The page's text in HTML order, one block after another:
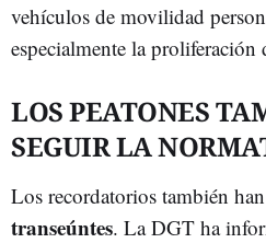
vehículos de movilidad
especialmente la proliferación
LOS PEATONES
SEGUIR LA
Los recordatorios también
transeúntes. La DGT ha